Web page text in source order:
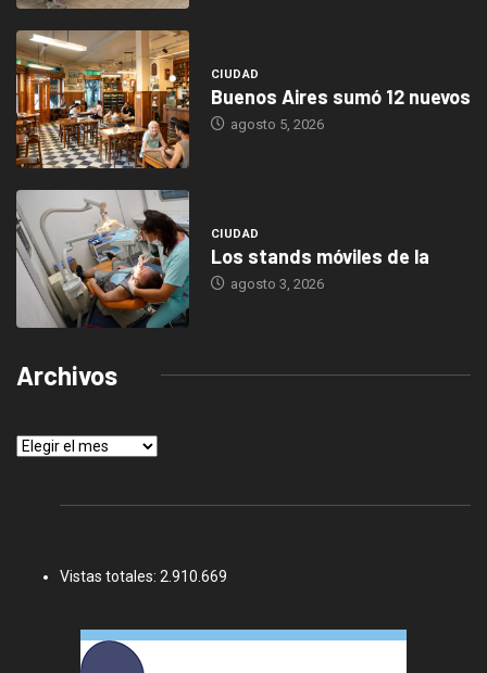
CIUDAD
Buenos Aires sumó 12 nuevos
agosto 5, 2026
CIUDAD
Los stands móviles de la
agosto 3, 2026
Archivos
Archivos
Vistas totales: 2.910.669